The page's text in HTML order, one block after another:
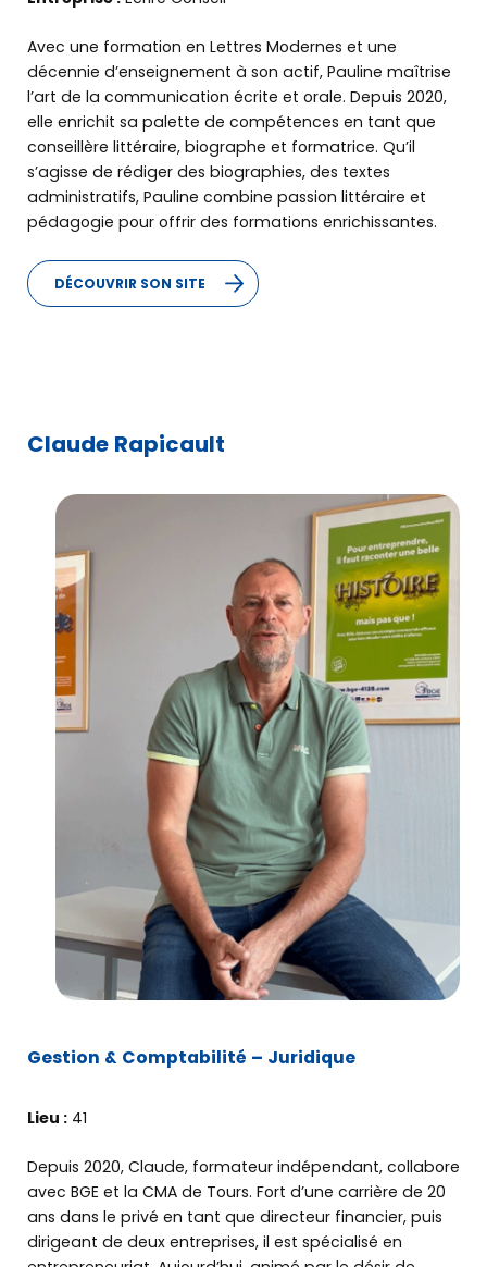
Avec une formation en Lettres Modernes et une
décennie d’enseignement à son actif, Pauline maîtrise
l’art de la communication écrite et orale. Depuis 2020,
elle enrichit sa palette de compétences en tant que
conseillère littéraire, biographe et formatrice. Qu’il
s’agisse de rédiger des biographies, des textes
administratifs, Pauline combine passion littéraire et
pédagogie pour offrir des formations enrichissantes.
DÉCOUVRIR SON SITE
Claude Rapicault
Gestion & Comptabilité – Juridique
Lieu : 41
Depuis 2020, Claude, formateur indépendant, collabore
avec BGE et la CMA de Tours. Fort d’une carrière de 20
ans dans le privé en tant que directeur financier, puis
dirigeant de deux entreprises, il est spécialisé en